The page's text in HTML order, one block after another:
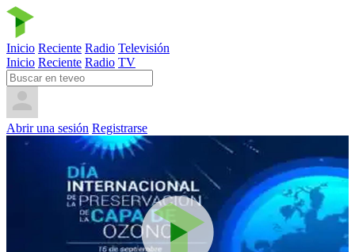
Inicio Reciente Radio Televisión
Inicio Reciente Radio TV
Abrir una sesión Registrarse